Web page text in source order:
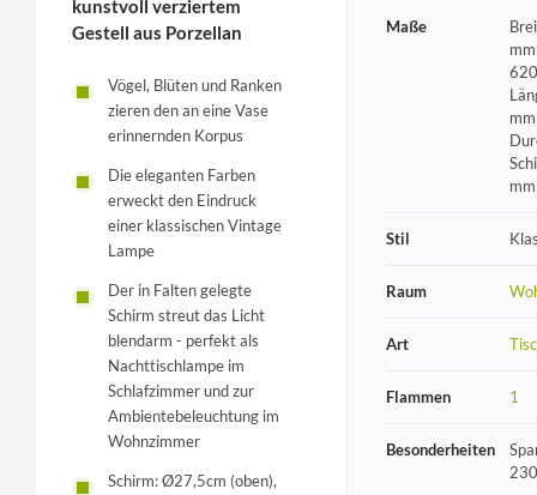
kunstvoll verziertem
Gestell aus Porzellan
Vögel, Blüten und Ranken
zieren den an eine Vase
erinnernden Korpus
Die eleganten Farben
erweckt den Eindruck
einer klassischen Vintage
Lampe
Der in Falten gelegte
Schirm streut das Licht
blendarm - perfekt als
Nachttischlampe im
Schlafzimmer und zur
Ambientebeleuchtung im
Wohnzimmer
Schirm: Ø27,5cm (oben),
Maße
mm
Stil
Raum
Art
Flammen 1
Besonderheiten